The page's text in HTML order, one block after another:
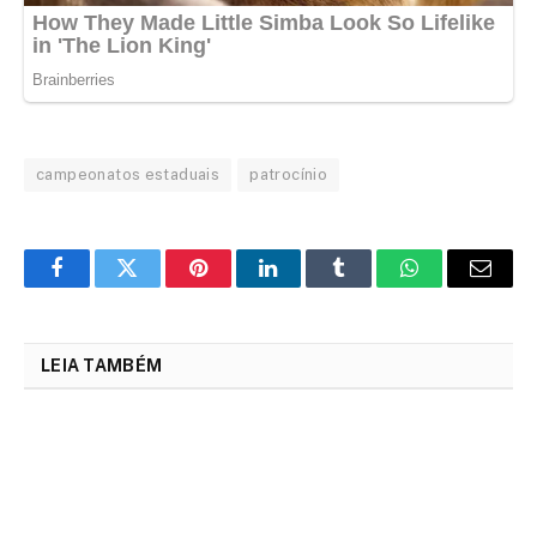
campeonatos estaduais patrocínio
FacebookTwitter PinterestLinkedInTumblr WhatsAppEmail
LEIA TAMBÉM